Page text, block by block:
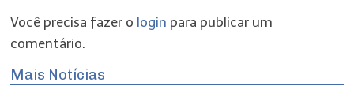
Você precisa fazer o login para publicar um
comentário.
Mais Notícias